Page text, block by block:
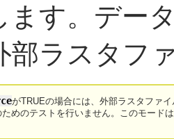
ます。デー
部ラスタフ
がTRUEの場合には、外部ラスタファ
ためのテストを行いません。このモード